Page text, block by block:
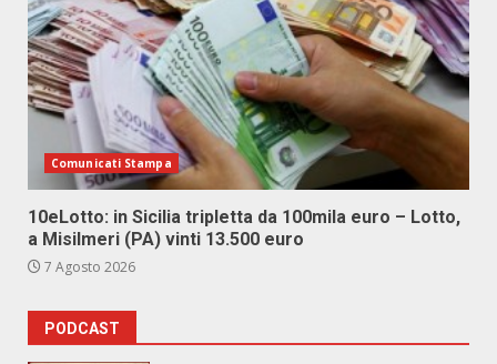
Comunicati Stampa
10eLotto: in Sicilia tripletta da 100mila euro – Lotto,
a Misilmeri (PA) vinti 13.500 euro
7 Agosto 2026
PODCAST